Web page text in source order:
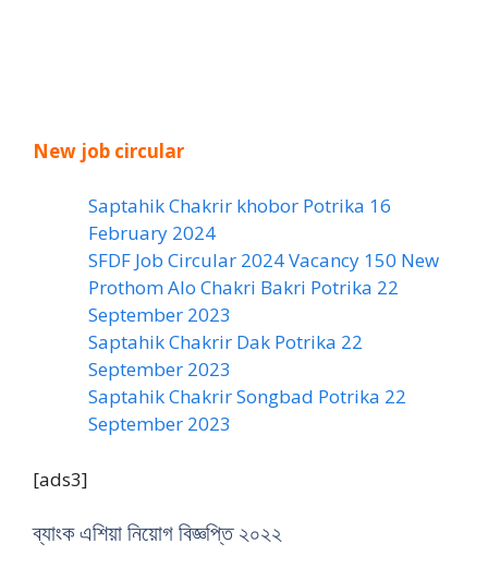
New job circular
Saptahik Chakrir khobor Potrika 16
February 2024
SFDF Job Circular 2024 Vacancy 150 New
Prothom Alo Chakri Bakri Potrika 22
September 2023
Saptahik Chakrir Dak Potrika 22
‍September 2023
Saptahik Chakrir Songbad Potrika 22
September 2023
[ads3]
ব্যাংক এশিয়া নিয়োগ বিজ্ঞপ্তি ২০২২